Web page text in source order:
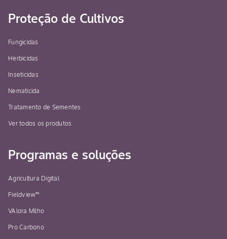
Proteção de Cultivos
Fungicidas
Herbicidas
Inseticidas
Nematicida
Tratamento de Sementes
Ver todos os produtos
Programas e soluções
Agricultura Digital
Fieldview™
VAlora Milho
Pro Carbono